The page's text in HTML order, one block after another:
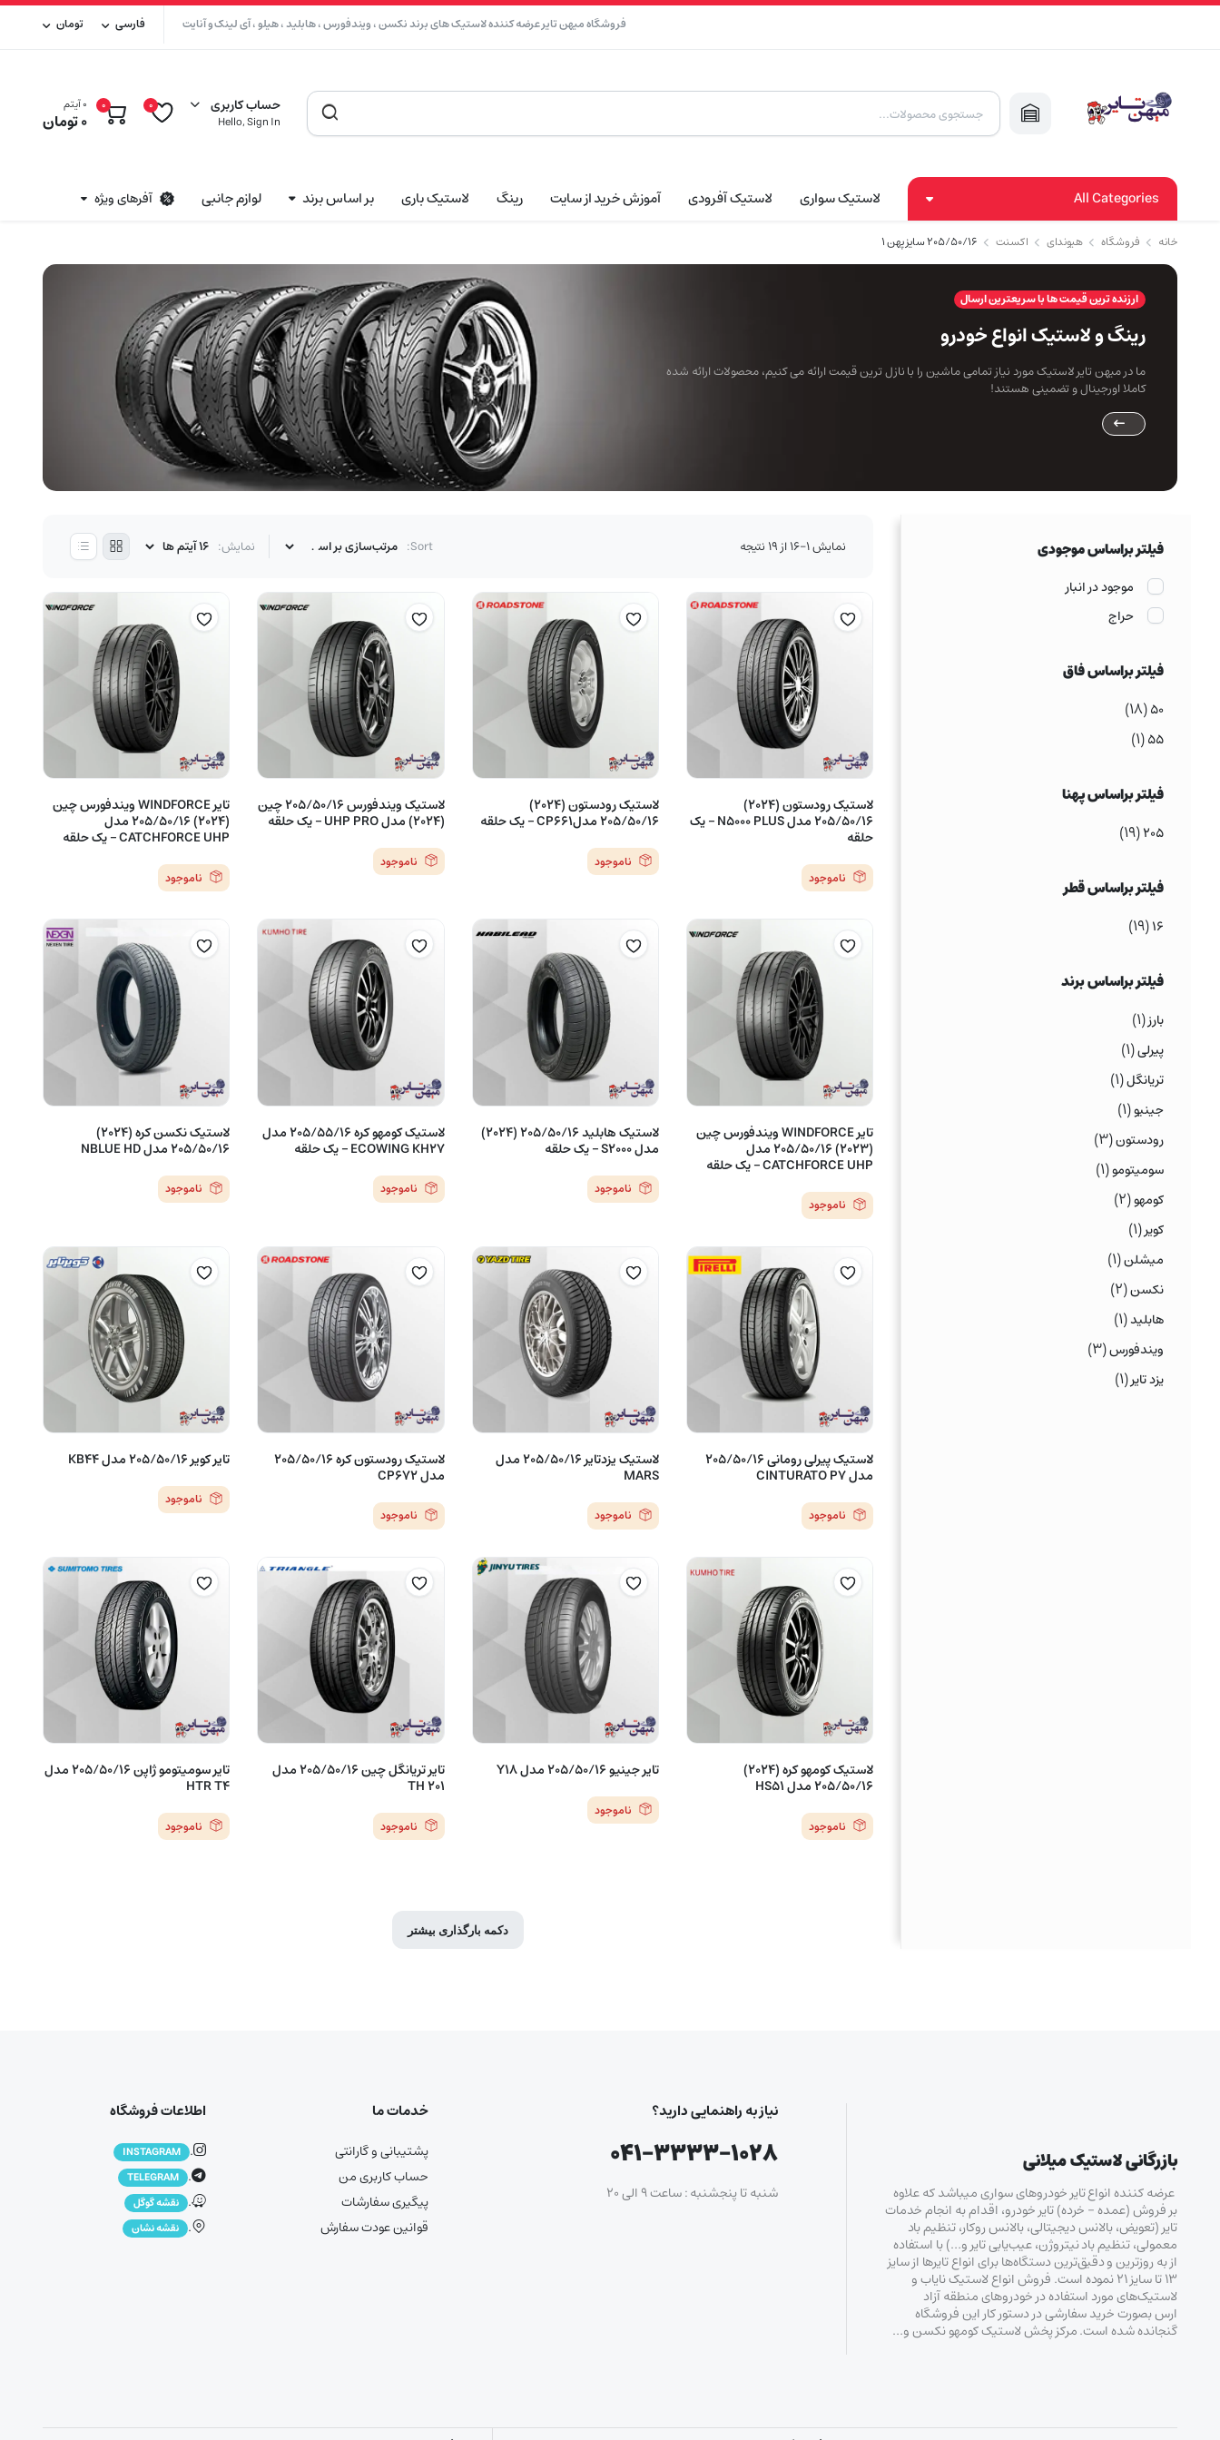
فروشگاه میهن تایر عرضه کننده لاستیک های برند نکسن ، ویندفورس ، هابلید ، هیلو ، آی لینک و آنایت فارسی تومان
Products
search
حساب کاربری
Hello, Sign In
0
0 0 آیتم
0تومان
All Categories لاستیک سواری لاستیک آفرودی آموزش خرید از سایت رینگ لاستیک باری بر اساس برند لوازم جانبی آفرهای ویژه
خانه فروشگاه هیوندای اکسنت ۲۰۵/۵۰/۱۶ سایز پهن ۱
ارزنده ترین قیمت ها با سریعترین ارسال
رینگ و لاستیک انواع خودرو
ما در میهن تایر لاستیک مورد نیاز تمامی ماشین را با نازل ترین قیمت ارائه می کنیم، محصولات ارائه شده
کاملا اورجینال و تضمینی هستند!
نمایش 1–16 از 19 نتیجه
قیمت:
زیاد
کم
Sort: نمایش:
لاستیک رودستون (2024)
205/50/16 مدل N5000 PLUS – یک
حلقه
ناموجود
لاستیک رودستون (2024)
205/50/16 مدلCP661 – یک حلقه
ناموجود
لاستیک ویندفورس 205/50/16 چین
(2024) مدل UHP PRO – یک حلقه
ناموجود
تایر WINDFORCE ویندفورس چین
(2024) 205/50/16 مدل
CATCHFORCE UHP – یک حلقه
ناموجود
تایر WINDFORCE ویندفورس چین
(2023) 205/50/16 مدل
CATCHFORCE UHP – یک حلقه
ناموجود
لاستیک هابلید 205/50/16 (2024)
مدل S2000 – یک حلقه
ناموجود
لاستیک کومهو کره 205/55/16 مدل
ECOWING KH27 – یک حلقه
ناموجود
لاستیک نکسن کره (2024)
205/50/16 مدل NBLUE HD
ناموجود
لاستیک پیرلی رومانی 205/50/16
مدل CINTURATO P7
ناموجود
لاستیک یزدتایر 205/50/16 مدل
MARS
ناموجود
لاستیک رودستون کره 205/50/16
مدل CP672
ناموجود
تایر کویر 205/50/16 مدل KB44
ناموجود
لاستیک کومهو کره (2024)
205/50/16 مدل HS51
ناموجود
تایر جینیو 205/50/16 مدل Y18
ناموجود
تایر تریانگل چین 205/50/16 مدل
TH 201
ناموجود
تایر سومیتومو ژاپن 205/50/16 مدل
HTR T4
ناموجود
دکمه بارگذاری بیشتر
فیلتر براساس موجودی
موجود در انبار
حراج
فیلتر براساس فاق
۵۰(۱۸)
۵۵(۱)
فیلتر براساس پهنا
۲۰۵(۱۹)
فیلتر براساس قطر
۱۶(۱۹)
فیلتر براساس برند
بارز(۱)
پیرلی(۱)
تریانگل(۱)
جینیو(۱)
رودستون(۳)
سومیتومو(۱)
کومهو(۲)
کویر(۱)
میشلن(۱)
نکسن(۲)
هابلید(۱)
ویندفورس(۳)
یزد تایر(۱)
بازرگانی لاستیک میلانی
عرضه کننده انواع تایر خودروهای سواری میباشد که علاوه
بر فروش (عمده – خرده‌) تایر خودرو، اقدام به انجام خدمات
تایر (تعویض، بالانس دیجیتالی، بالانس روکار، تنظیم باد
معمولی، تنظیم باد نیتروژن، عیب‌یابی تایر و…) با استفاده
از به روزترین و دقیق‌ترین دستگاه‌ها برای انواع تایرها از سایز
۱۳ تا سایز ۲۱ نموده است. فروش انواع لاستیک‌ نایاب و
لاستیک‌های مورد استفاده در خودروهای منطقه آزاد
ارس بصورت خرید سفارشی در دستور کار این فروشگاه
گنجانده شده است. مرکز پخش لاستیک کومهو نکسن و…
نیاز به راهنمایی دارید؟
۰۴۱-۳۳۳۳-۱۰۲۸
شنبه تا پنجشنبه : ساعت ۹ الی ۲۰
خدمات ما
پشتیبانی و گارانتی
حساب کاربری من
پیگیری سفارشات
قوانین عودت سفارش
اطلاعات فروشگاه
.
INSTAGRAM
.
TELEGRAM
. نقشه گوگل
. نقشه نشان